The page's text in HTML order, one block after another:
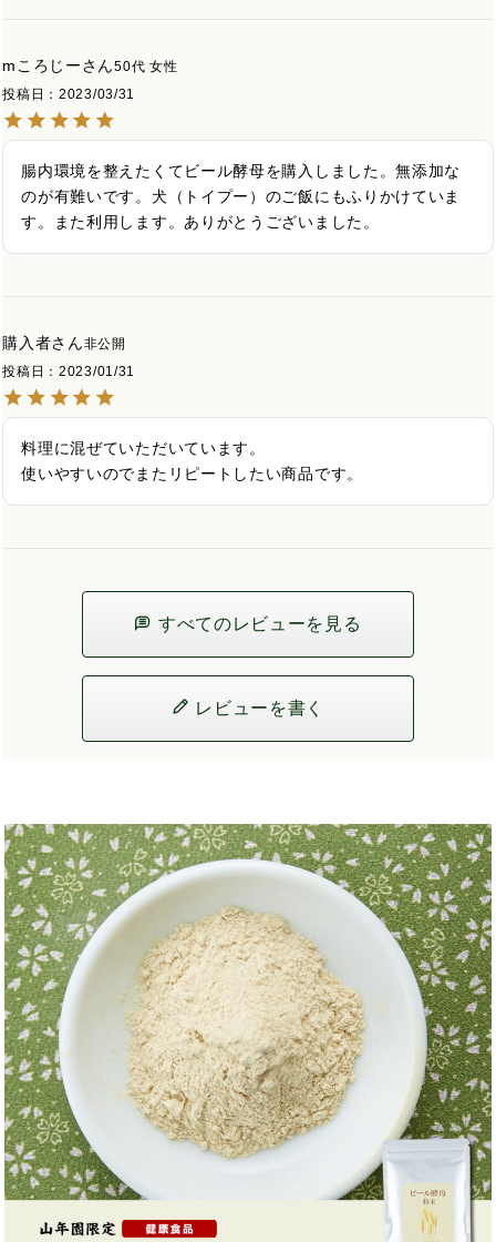
mころじー 50代 女性
投稿日
2023/03/31
腸内環境を整えたくてビール酵母を購入しました。無添加な
のが有難いです。犬（トイプー）のご飯にもふりかけていま
す。また利用します。ありがとうございました。
購入者
非公開
投稿日
2023/01/31
料理に混ぜていただいています。
使いやすいのでまたリピートしたい商品です。
すべてのレビューを見る
レビューを書く